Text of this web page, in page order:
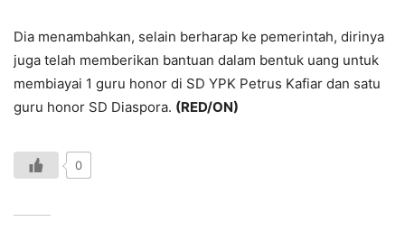
Dia menambahkan, selain berharap ke pemerintah, dirinya
juga telah memberikan bantuan dalam bentuk uang untuk
membiayai 1 guru honor di SD YPK Petrus Kafiar dan satu
guru honor SD Diaspora. (RED/ON)
0